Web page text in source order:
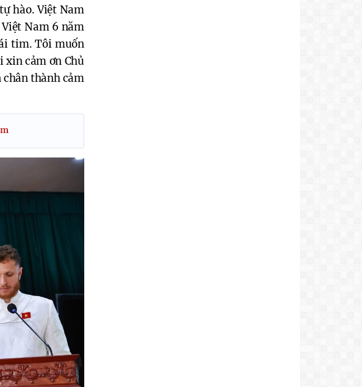
hào. Việt Nam
Nam 6 năm
tim. Tôi muốn
xin cảm ơn Chủ
thành cảm